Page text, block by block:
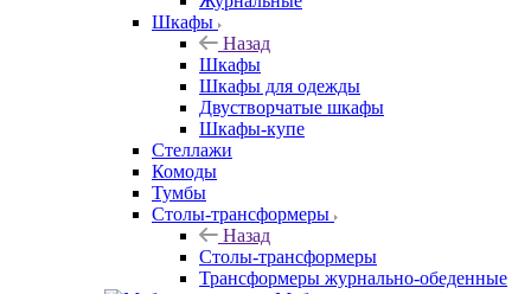
Шкафы
Назад
Шкафы
Шкафы для одежды
Двустворчатые шкафы
Шкафы-купе
Стеллажи
Комоды
Тумбы
Столы-трансформеры
Назад
Столы-трансформеры
Трансформеры журнально-обеденные